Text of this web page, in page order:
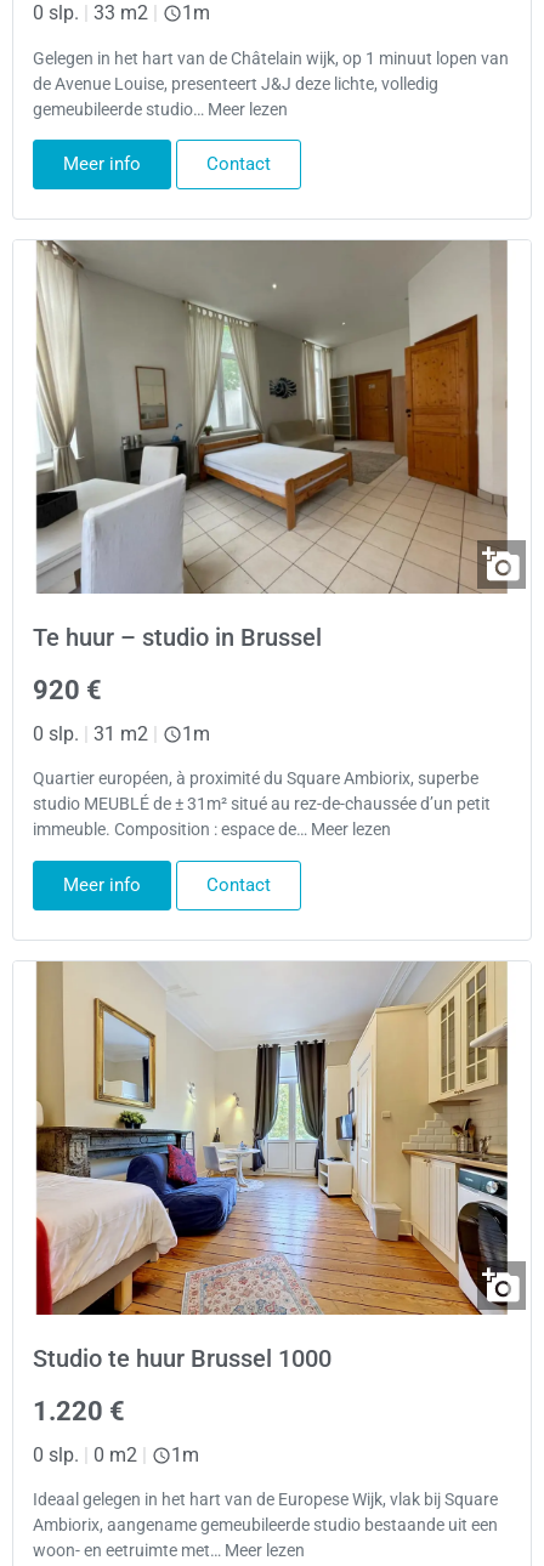
0 slp. 33 m2 1m
Gelegen in het hart van de Châtelain wijk, op 1 minuut lopen van
de Avenue Louise, presenteert J&J deze lichte, volledig
gemeubileerde studio… Meer lezen
Meer info Contact
Te huur – studio in Brussel
920 €
0 slp. | 31 m2 | 1m
Quartier européen, à proximité du Square Ambiorix, superbe
studio MEUBLÉ de ± 31m² situé au rez-de-chaussée d’un petit
immeuble. Composition : espace de… Meer lezen
Meer info Contact
Studio te huur Brussel 1000
1.220 €
0 slp. | 0 m2 | 1m
Ideaal gelegen in het hart van de Europese Wijk, vlak bij Square
Ambiorix, aangename gemeubileerde studio bestaande uit een
woon- en eetruimte met… Meer lezen